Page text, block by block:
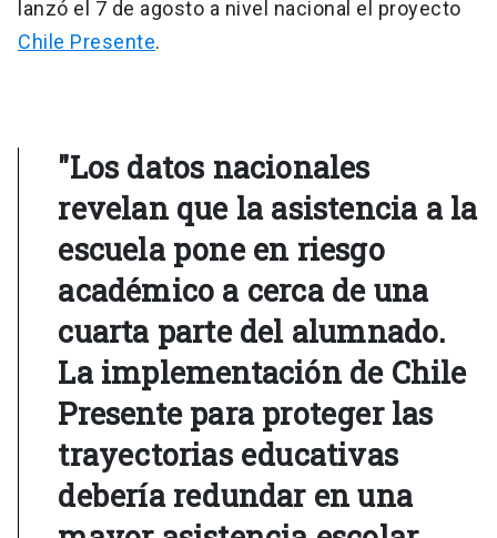
lanzó el 7 de agosto a nivel nacional el proyecto
Chile Presente.
"Los datos nacionales
revelan que la asistencia a la
escuela pone en riesgo
académico a cerca de una
cuarta parte del alumnado.
La implementación de Chile
Presente para proteger las
trayectorias educativas
debería redundar en una